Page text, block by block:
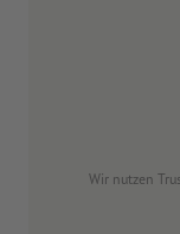
Wir nutzen